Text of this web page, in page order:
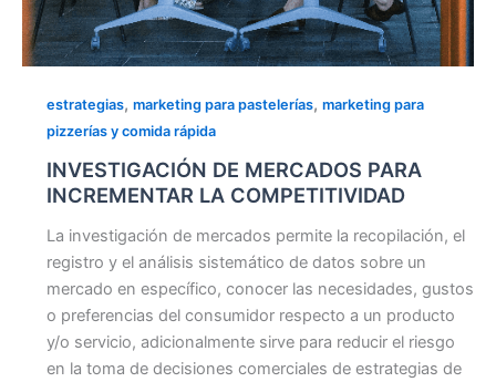
estrategias, marketing para pastelerías, marketing para
pizzerías y comida rápida
INVESTIGACIÓN DE MERCADOS PARA
INCREMENTAR LA COMPETITIVIDAD
La investigación de mercados permite la recopilación, el
registro y el análisis sistemático de datos sobre un
mercado en específico, conocer las necesidades, gustos
o preferencias del consumidor respecto a un producto
y/o servicio, adicionalmente sirve para reducir el riesgo
en la toma de decisiones comerciales de estrategias de